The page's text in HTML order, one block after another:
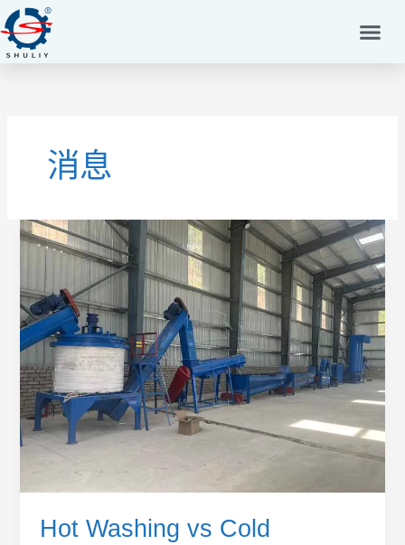
至
内
消息
Hot Washing vs Cold
Hot
Washing
Cold
Washing
for
PET
Flakes
Washing:
Which
Process
Is
Better?